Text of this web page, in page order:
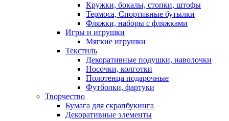
Кружки, бокалы, стопки, штофы
Термоса, Спортивные бутылки
Фляжки, наборы с фляжками
Игры и игрушки
Мягкие игрушки
Текстиль
Декоративные подушки, наволочки
Носочки, колготки
Полотенца подарочные
Футболки, фартуки
Творчество
Бумага для скрапбукинга
Декоративные элементы